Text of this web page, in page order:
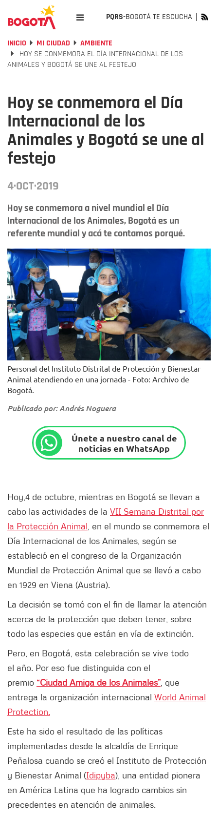
PQRS-BOGOTÁ TE ESCUCHA
INICIO MI CIUDAD
AMBIENTE
HOY SE CONMEMORA EL DÍA INTERNACIONAL DE LOS
ANIMALES Y BOGOTÁ SE UNE AL FESTEJO
Hoy se conmemora el Día
Internacional de los
Animales y Bogotá se une al
festejo
4·OCT·2019
Hoy se conmemora a nivel mundial el Día
Internacional de los Animales, Bogotá es un
referente mundial y acá te contamos porqué.
Personal del Instituto Distrital de Protección y Bienestar
Animal atendiendo en una jornada - Foto: Archivo de
Bogotá.
Publicado por: Andrés Noguera
Únete a nuestro canal de
noticias en WhatsApp
Hoy,4 de octubre, mientras en Bogotá se llevan a
cabo las actividades de la VII Semana Distrital por
la Protección Animal , en el mundo se conmemora el
Día Internacional de los Animales, según se
estableció en el congreso de la Organización
Mundial de Protección Animal que se llevó a cabo
en 1929 en Viena (Austria).
La decisión se tomó con el fin de llamar la atención
acerca de la protección que deben tener, sobre
todo las especies que están en vía de extinción.
Pero, en Bogotá, esta celebración se vive todo
el año. Por eso fue distinguida con el
premio “Ciudad Amiga de los Animales” , que
entrega la organización internacional World Animal
Protection.
Este ha sido el resultado de las políticas
implementadas desde la alcaldía de Enrique
Peñalosa cuando se creó el Instituto de Protección
y Bienestar Animal (Idipyba), una entidad pionera
en América Latina que ha logrado cambios sin
precedentes en atención de animales.